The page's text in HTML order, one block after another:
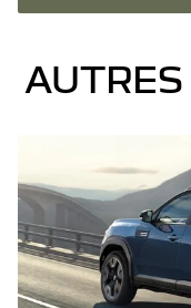
AUTRES